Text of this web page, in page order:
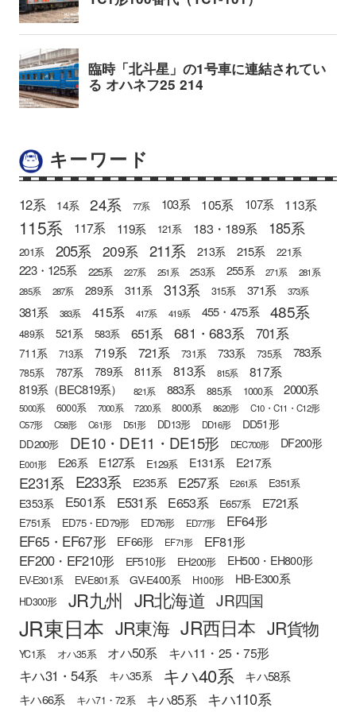
キーワード
12系 14系 24系 77系 103系 105系 107系 113系
115系 117系 119系 121系 183・189系 185系
201系 205系 209系 211系 213系 215系 221系
223・125系 225系 227系 251系 253系 255系 271系
281系
285系
287系 289系 311系 313系 315系 371系 373系
381系 383系 415系 417系 419系 455・475系 485系
489系 521系 583系 651系 681・683系 701系
711系 713系 719系 721系 731系 733系 735系 783系
785系 787系 789系 811系 813系 815系 817系
819系（BEC819系） 821系 883系 885系 1000系 2000系
5000系 6000系 7000系 7200系 8000系 8620形
C10・C11・C12形
C57形
C58形 C61形 D51形 DD13形 DD16形 DD51形
DD200形 DE10・DE11・DE15形 DEC700形 DF200形
E001形 E26系 E127系 E129系 E131系 E217系
E231系 E233系 E235系 E257系 E261系 E351系
E353系 E501系 E531系 E653系 E657系 E721系
E751系 ED75・ED79形 ED76形 ED77形 EF64形
EF65・EF67形 EF66形 EF71形
EF81形
EF200・EF210形
EF510形 EH200形 EH500・EH800形
EV-E301系 EV-E801系 GV-E400系 H100形 HB-E300系
HD300形 JR九州 JR北海道 JR四国
JR東日本 JR東海 JR西日本 JR貨物
YC1系 オハ35系 オハ50系 キハ11・25・75形
キハ31・54系 キハ35系 キハ40系 キハ58系
キハ66系 キハ71・72系 キハ85系 キハ110系